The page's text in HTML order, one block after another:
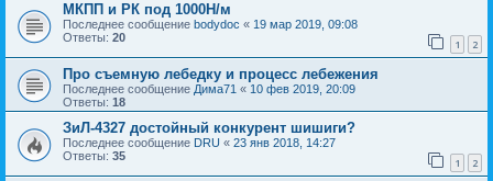
МКПП и РК под 1000Н/м
Последнее сообщение bodydoc « 19 мар 2019, 09:08
Ответы: 20 1 2
Про съемную лебедку и процесс лебежения
Последнее сообщение Дима71 « 10 фев 2019, 20:09
Ответы: 18
ЗиЛ-4327 достойный конкурент шишиги?
Последнее сообщение DRU « 23 янв 2018, 14:27
Ответы: 35 1 2